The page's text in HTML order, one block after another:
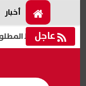
أخبار
عاجل